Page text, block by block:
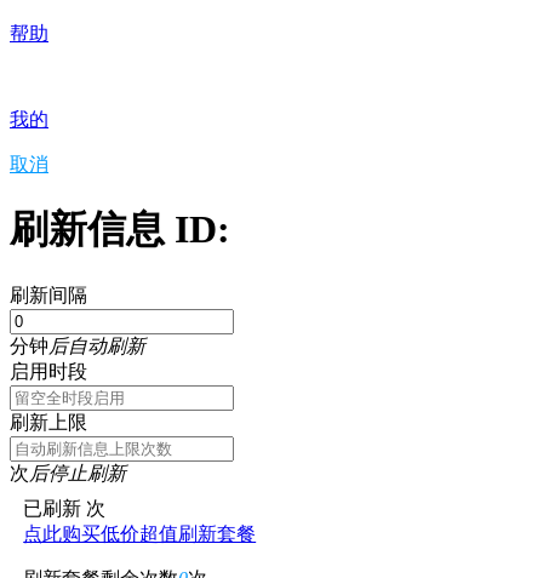
帮助
我的
取消
刷新信息 ID:
刷新间隔
分钟后自动刷新
启用时段
刷新上限
次后停止刷新
已刷新 次
点此购买低价超值刷新套餐